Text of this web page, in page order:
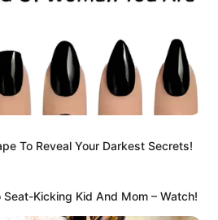
To Reveal Your Darkest Secrets!
Kicking Kid And Mom – Watch!